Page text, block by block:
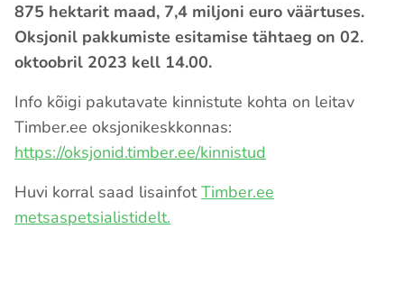
875 hektarit maad, 7,4 miljoni euro väärtuses.
Oksjonil pakkumiste esitamise tähtaeg on 02.
oktoobril 2023 kell 14.00.
Info kõigi pakutavate kinnistute kohta on leitav
Timber.ee oksjonikeskkonnas:
https://oksjonid.timber.ee/kinnistud
Huvi korral saad lisainfotTimber.ee
metsaspetsialistidelt.